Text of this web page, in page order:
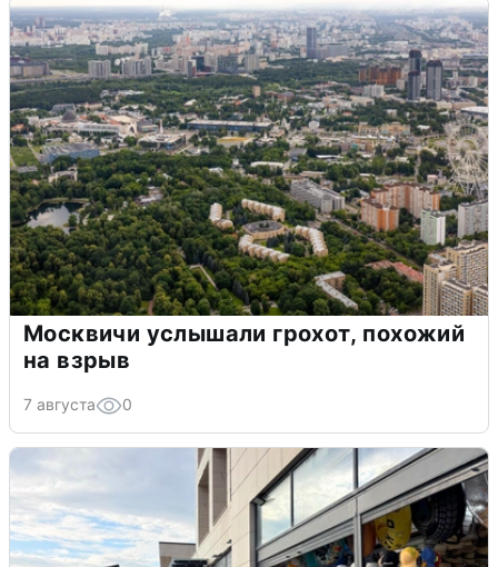
Москвичи услышали грохот, похожий
на взрыв
7 августа 0